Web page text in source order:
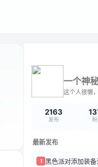
一个神
这个人很懒
2163
发布
最新发布
1 黑色派对添加装备